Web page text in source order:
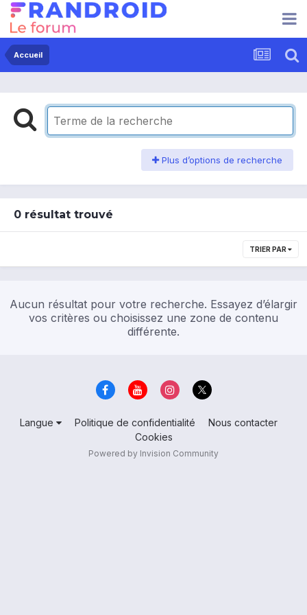
Accueil
Plus d’options de recherche
0 résultat trouvé
TRIER PAR
Aucun résultat pour votre recherche. Essayez d’élargir
vos critères ou choisissez une zone de contenu
différente.
Langue Politique de confidentialité
Nous contacter
Cookies
Powered by Invision Community